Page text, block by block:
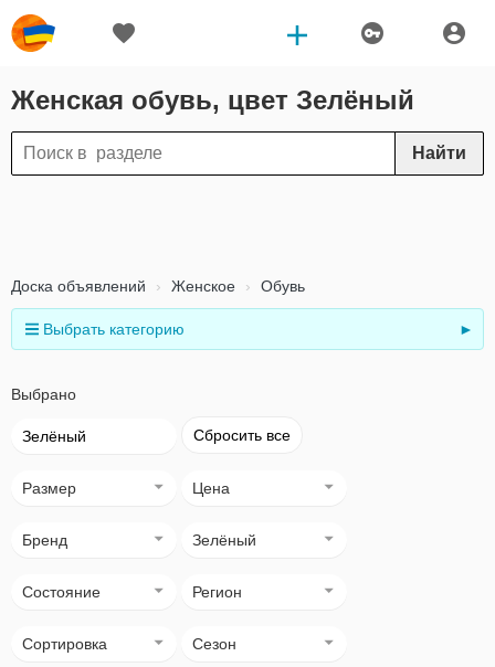
Женская обувь, цвет Зелёный
Найти
Доска объявлений Женское Обувь
Выбрать категорию ►
Выбрано
Зелёный Сбросить все
Размер Цена
Бренд Зелёный
Состояние Регион
Сортировка Сезон